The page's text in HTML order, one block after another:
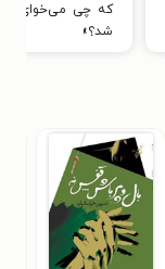
که چی می‌خوای،
شد؟»